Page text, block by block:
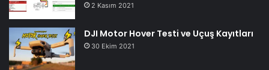
2 Kasım 2021
DJI Motor Hover Testi ve Uçuş Kayıtları
30 Ekim 2021